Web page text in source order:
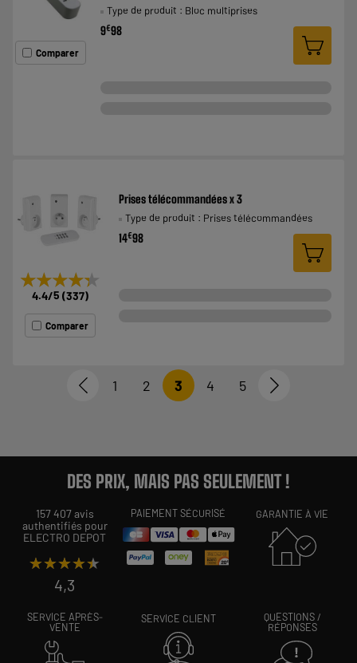
Comparer
Type de produit : Bloc multiprises
9€98
★★★★★
★★★★★
4.4/5 (337)
Comparer
Prises télécommandées x 3
Type de produit : Prises télécommandées
14€98
1 2 3 4 5
DES PRIX, MAIS PAS SEULEMENT !
157 407 avis
authentifiés pour
ELECTRO DEPOT
★★★★★
★★★★★
4,3
PAIEMENT SÉCURISÉ GARANTIE À VIE
SERVICE APRÈS-
VENTE
SERVICE CLIENT
QUESTIONS /
RÉPONSES